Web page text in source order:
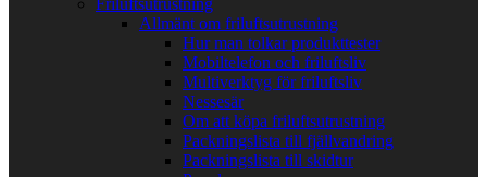
Friluftsutrustning
Allmänt om friluftsutrustning
Hur man tolkar produkttester
Mobiltelefon och friluftsliv
Multiverktyg för friluftsliv
Nessesär
Om att köpa friluftsutrustning
Packningslista till fjällvandring
Packningslista till skidtur